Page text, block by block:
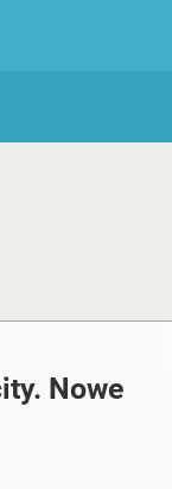
Nowe